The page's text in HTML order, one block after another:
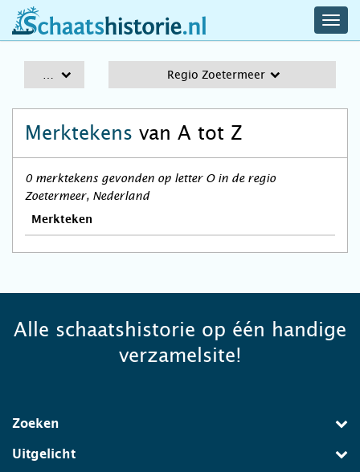
schaatshistorie.nl
Regio Zoetermeer
Merktekens van A tot Z
0 merktekens gevonden op letter O in de regio
Zoetermeer, Nederland
Merkteken
Alle schaatshistorie op één handige
verzamelsite!
Zoeken
Uitgelicht